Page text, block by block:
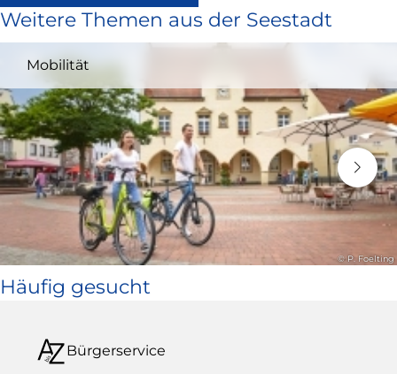
extern
und
in
neuem
Fenster)
Weitere Themen aus der Seestadt
Mobilität
© P. Foelting
Häufig gesucht
Bürgerservice